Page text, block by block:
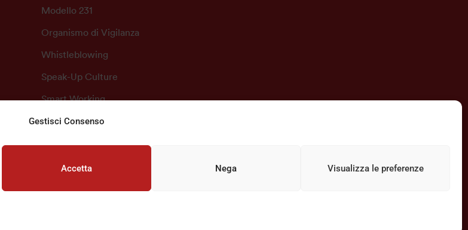
Gestisci Consenso
Accetta Nega Visualizza le preferenze
Modello 231
Organismo di Vigilanza
Whistleblowing
Speak-Up Culture
Smart Working
Consulenza Legale